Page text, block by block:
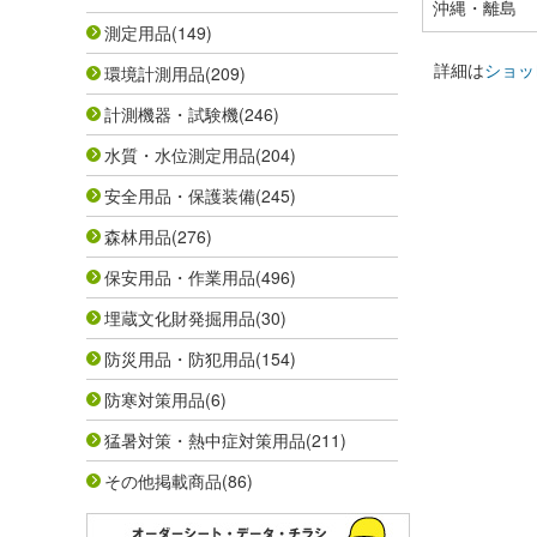
測定用品(149)
環境計測用品(209)
計測機器・試験機(246)
水質・水位測定用品(204)
安全用品・保護装備(245)
森林用品(276)
保安用品・作業用品(496)
埋蔵文化財発掘用品(30)
防災用品・防犯用品(154)
防寒対策用品(6)
猛暑対策・熱中症対策用品(211)
その他掲載商品(86)
沖縄・離島
詳細はショ